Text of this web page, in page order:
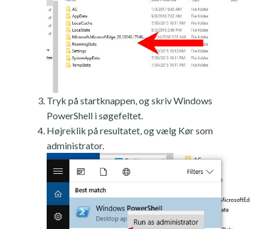
Tryk på startknappen, og skriv Windows
PowerShell i søgefeltet.
Højreklik på resultatet, og vælg Kør som
administrator.